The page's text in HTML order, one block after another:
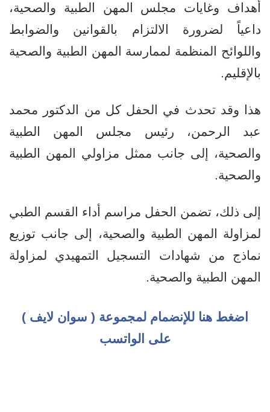
أهداف وغايات مجلس المهن الطبية والصحية،
داعياً لضرورة الالتزام بالقوانين والضوابط
واللوائح المنظمة لممارسة المهن الطبية والصحية
بالإقليم.
هذا وقد تحدث في الحفل كل من الدكتور محمد
عبد الرحمن، رئيس مجلس المهن الطبية
والصحية، إلى جانب ممثل مزاولي المهن الطبية
والصحية.
إلى ذلك، تضمن الحفل مراسم أداء القسم الطبي
لمزاولة المهن الطبية والصحية، إلى جانب توزيع
نماذج من شهادات التسجيل التمهيدي لمزاولة
المهن الطبية والصحية.
اضغط هنا للإنضمام لمجموعة ( سوان لايف )
على الواتسب